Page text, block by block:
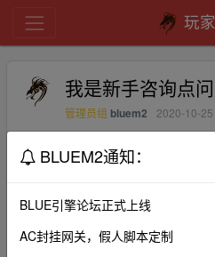
玩
我是新手咨询点
管理员组 bluem2 2020-10-25
请问下，红玛瑙怎么获得啊？？
BLUEM2通知：
BLUE引擎论坛正式上线
AC封挂网关，假人脚本定制